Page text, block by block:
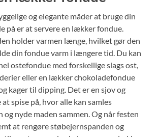
og elegante måder at bruge din
på er at servere en lækker fondue.
holder varmen længe, hvilket gør den
din fondue varm i længere tid. Du kan
ostefondue med forskellige slags ost,
eller en lækker chokoladefondue
kager til dipping. Det er en sjov og
spise på, hvor alle kan samles
og nyde maden sammen. Og når festen
at rengøre støbejernspanden og